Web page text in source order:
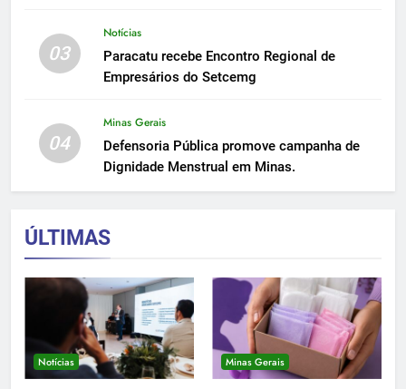
03
Notícias
Paracatu recebe Encontro Regional de
Empresários do Setcemg
04
Minas Gerais
Defensoria Pública promove campanha de
Dignidade Menstrual em Minas.
ÚLTIMAS
Notícias Minas Gerais